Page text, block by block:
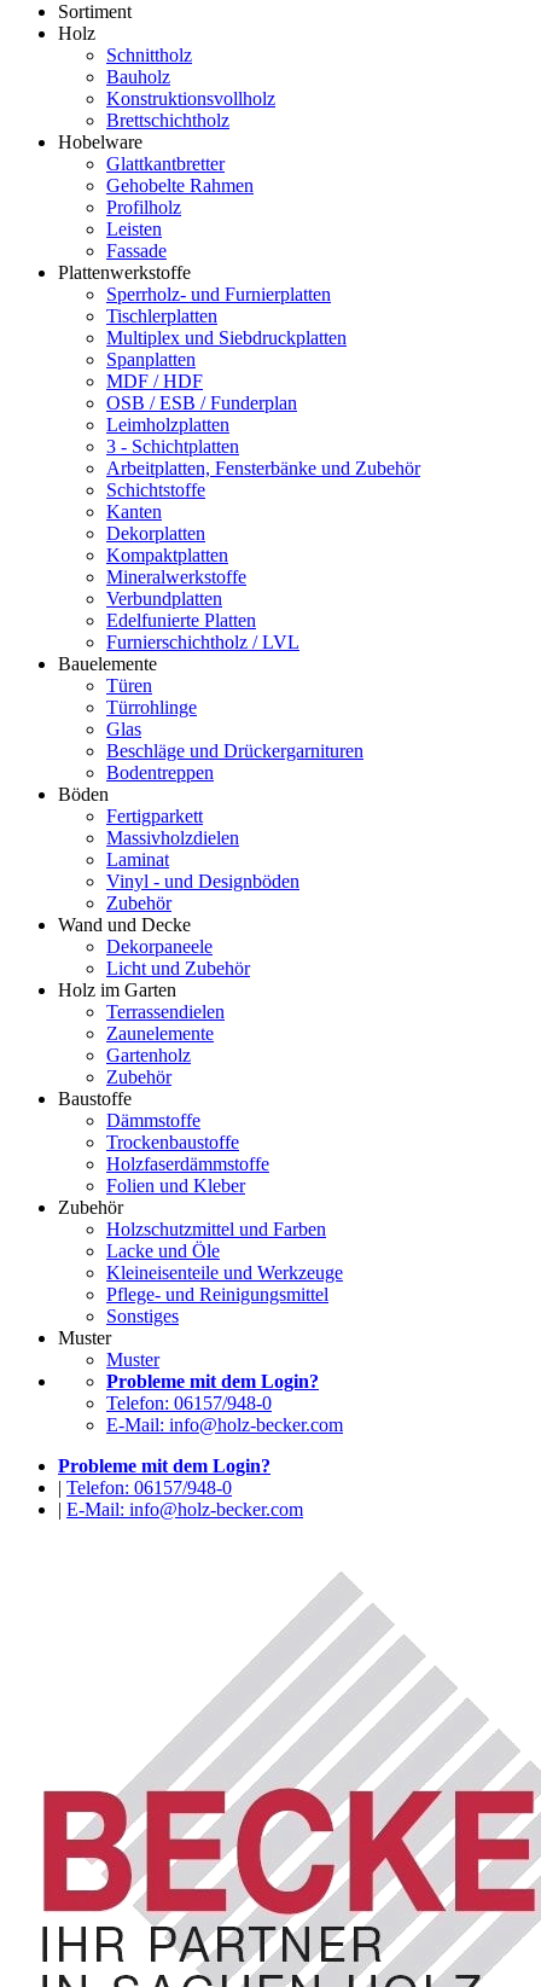
Sortiment
Holz
Schnittholz
Bauholz
Konstruktionsvollholz
Brettschichtholz
Hobelware
Glattkantbretter
Gehobelte Rahmen
Profilholz
Leisten
Fassade
Plattenwerkstoffe
Sperrholz- und Furnierplatten
Tischlerplatten
Multiplex und Siebdruckplatten
Spanplatten
MDF / HDF
OSB / ESB / Funderplan
Leimholzplatten
3 - Schichtplatten
Arbeitplatten, Fensterbänke und Zubehör
Schichtstoffe
Kanten
Dekorplatten
Kompaktplatten
Mineralwerkstoffe
Verbundplatten
Edelfunierte Platten
Furnierschichtholz / LVL
Bauelemente
Türen
Türrohlinge
Glas
Beschläge und Drückergarnituren
Bodentreppen
Böden
Fertigparkett
Massivholzdielen
Laminat
Vinyl - und Designböden
Zubehör
Wand und Decke
Dekorpaneele
Licht und Zubehör
Holz im Garten
Terrassendielen
Zaunelemente
Gartenholz
Zubehör
Baustoffe
Dämmstoffe
Trockenbaustoffe
Holzfaserdämmstoffe
Folien und Kleber
Zubehör
Holzschutzmittel und Farben
Lacke und Öle
Kleineisenteile und Werkzeuge
Pflege- und Reinigungsmittel
Sonstiges
Muster
Muster
Probleme mit dem Login?
Telefon: 06157/948-0
E-Mail: info@holz-becker.com
Probleme mit dem Login?
| Telefon: 06157/948-0
| E-Mail: info@holz-becker.com